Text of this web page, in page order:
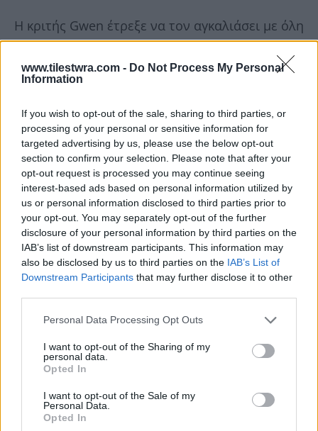
www.tilestwra.com - Do Not Process My Personal
Information
If you wish to opt-out of the sale, sharing to third parties, or
processing of your personal or sensitive information for
targeted advertising by us, please use the below opt-out
section to confirm your selection. Please note that after your
opt-out request is processed you may continue seeing
interest-based ads based on personal information utilized by
us or personal information disclosed to third parties prior to
your opt-out. You may separately opt-out of the further
disclosure of your personal information by third parties on the
IAB’s list of downstream participants. This information may
also be disclosed by us to third parties on the IAB’s List of
Downstream Participants that may further disclose it to other
Personal Data Processing Opt Outs
I want to opt-out of the Sharing of my
personal data.
Opted In
I want to opt-out of the Sale of my
Personal Data.
Opted In
Η κριτής Gwen έτρεξε να τον αγκαλιάσει με όλη
της την καρδιά μέσα στον ενθουσιασμό της.
Τελικά ο τυχερός κριτής που κατάφερε να
πάρει στην ομάδα του τον νεαρό ήταν ο Adam.
Ο κριτής έτρεξε και αυτός ενθουσιασμένος
προς τον Jordan και δεν κατάφερε να κρύψει
ούτε ένα λεπτό τον ενθουσιασμό του.